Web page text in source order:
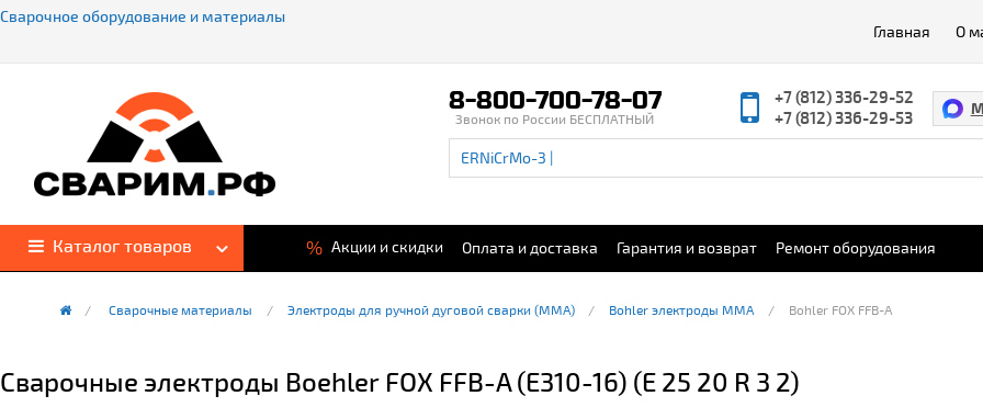
Сварочное оборудование и материалы
Главная
О
8-800-700-78-07
Звонок по России БЕСПЛАТНЫЙ
+7 (812) 336-29-52
+7 (812) 336-29-53
Каталог товаров % Акции и скидки Оплата и доставка Гарантия и возврат Ремонт оборудования
Сварочные материалы Электроды для ручной дуговой сварки (ММА) Bohler электроды MMA Bohler FOX FFB-A
Сварочные электроды Boehler FOX FFB-A (E310-16) (E 25 20 R 3 2)